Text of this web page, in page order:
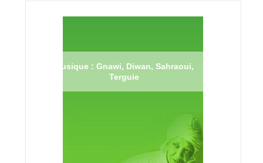
Musique : Gnawi, Diwan, Sahraoui,
Terguie